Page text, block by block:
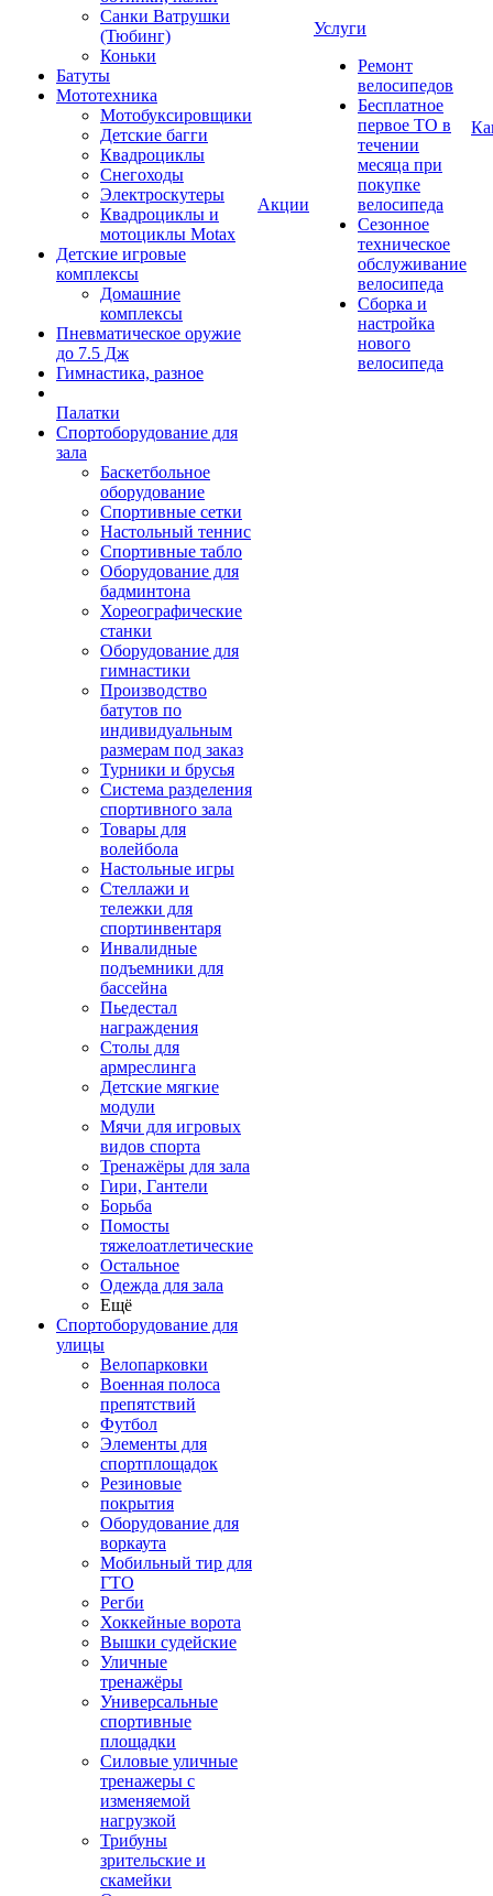
Санки Ватрушки
(Тюбинг)
Коньки
Батуты
Мототехника
Мотобуксировщики
Детские багги
Квадроциклы
Снегоходы
Электроскутеры
Квадроциклы и
мотоциклы Motax
Детские игровые
комплексы
Домашние
комплексы
Пневматическое оружие
до 7.5 Дж
Гимнастика, разное
Палатки
Спортоборудование для
зала
Баскетбольное
оборудование
Спортивные сетки
Настольный теннис
Спортивные табло
Оборудование для
бадминтона
Хореографические
станки
Оборудование для
гимнастики
Производство
батутов по
индивидуальным
размерам под заказ
Турники и брусья
Система разделения
спортивного зала
Товары для
волейбола
Настольные игры
Стеллажи и
тележки для
спортинвентаря
Инвалидные
подъемники для
бассейна
Пьедестал
награждения
Столы для
армреслинга
Детские мягкие
модули
Мячи для игровых
видов спорта
Тренажёры для зала
Гири, Гантели
Борьба
Помосты
тяжелоатлетические
Остальное
Одежда для зала
Ещё
Спортоборудование для
улицы
Велопарковки
Военная полоса
препятствий
Футбол
Элементы для
спортплощадок
Резиновые
покрытия
Оборудование для
воркаута
Мобильный тир для
ГТО
Регби
Хоккейные ворота
Вышки судейские
Уличные
тренажёры
Универсальные
спортивные
площадки
Силовые уличные
тренажеры с
изменяемой
нагрузкой
Трибуны
зрительские и
скамейки
Акции
Услуги
Ремонт
велосипедов
Бесплатное
первое ТО в
течении
месяца при
покупке
велосипеда
Сезонное
техническое
обслуживание
велосипеда
Сборка и
настройка
нового
велосипеда